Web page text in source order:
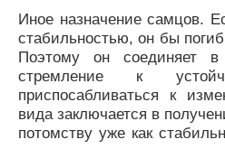
Иное назначение самцов.
стабильностью, он бы
Поэтому он соединяет в
стремление к
приспосабливаться к
вида заключается в
потомству уже как